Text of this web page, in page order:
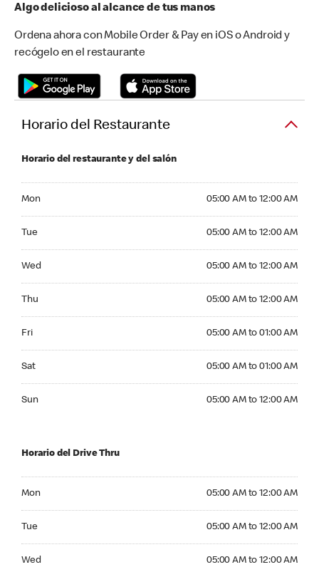
Algo delicioso al alcance de tus manos
Ordena ahora con Mobile Order & Pay en iOS o Android y
recógelo en el restaurante
Horario del Restaurante
Horario del restaurante y del salón
Mon 05:00 AM to 12:00 AM
Tue 05:00 AM to 12:00 AM
Wed 05:00 AM to 12:00 AM
Thu 05:00 AM to 12:00 AM
Fri 05:00 AM to 01:00 AM
Sat 05:00 AM to 01:00 AM
Sun 05:00 AM to 12:00 AM
Horario del Drive Thru
Mon 05:00 AM to 12:00 AM
Tue 05:00 AM to 12:00 AM
Wed 05:00 AM to 12:00 AM